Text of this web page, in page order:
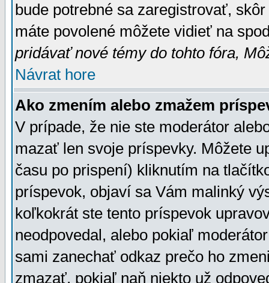
bude potrebné sa zaregistrovať,
máte povolené môžete vidieť na
pridávať nové témy do tohto fóra,
Návrat hore
Ako zmením alebo zmažem
V prípade, že nie ste moderátor
mazať len svoje príspevky. Môžete
času po prispení) kliknutím na
príspevok, objaví sa Vám malinký
koľkokrát ste tento príspevok
neodpovedal, alebo pokiaľ
sami zanechať odkaz prečo ho
zmazať, pokiaľ naň niekto už